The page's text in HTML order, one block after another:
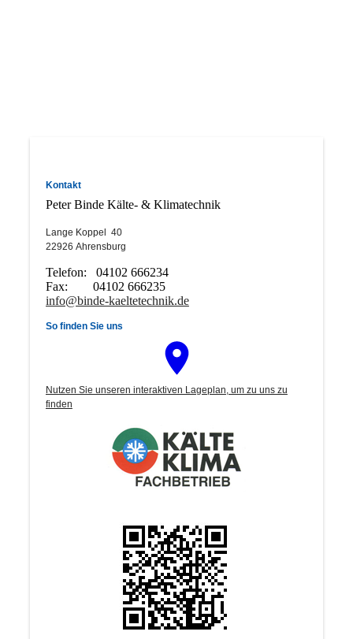
Kontakt
Peter Binde Kälte- & Klimatechnik
Lange Koppel 40
22926 Ahrensburg
Telefon: 04102 666234
Fax: 04102 666235
info@binde-kaeltetechnik.de
So finden Sie uns
Nutzen Sie unseren interaktiven La­ge­plan, um zu uns zu
finden